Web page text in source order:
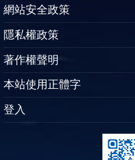
網站安全政策
隱私權政策
著作權聲明
本站使用正體字
登入